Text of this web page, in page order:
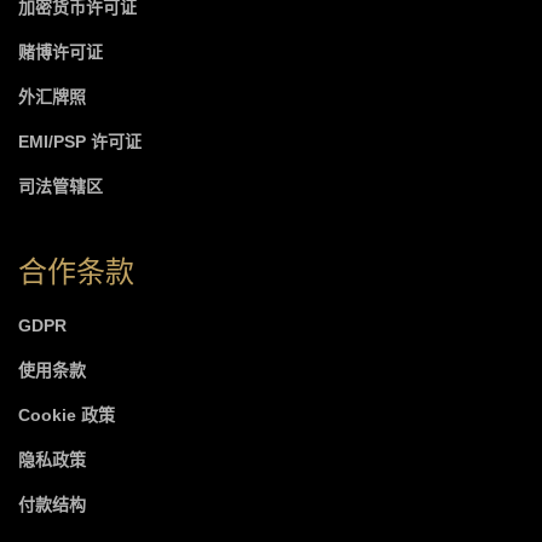
加密货币许可证
赌博许可证
外汇牌照
EMI/PSP 许可证
司法管辖区
合作条款
GDPR
使用条款
Cookie 政策
隐私政策
付款结构